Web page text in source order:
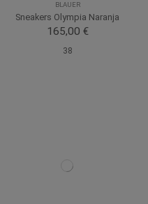
BLAUER
Sneakers Olympia Naranja
165,00 €
38